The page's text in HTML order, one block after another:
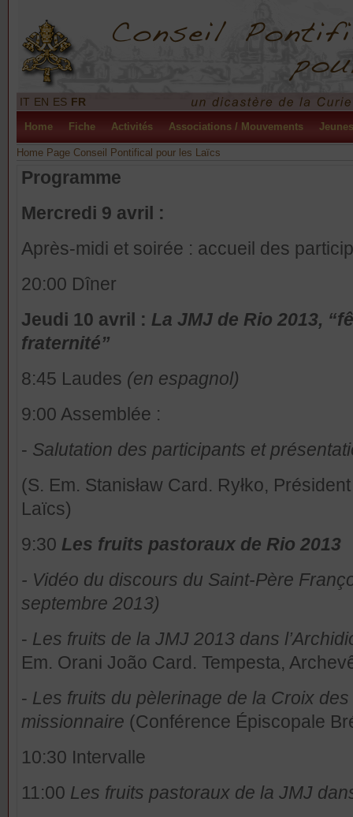
IT EN ES FR
Home Fiche Activités Associations / Mouvements Jeunes
Home Page Conseil Pontifical pour les Laïcs
Programme
Mercredi 9 avril :
Après-midi et soirée : accueil des
20:00 Dîner
Jeudi 10 avril : La JMJ de Rio 2013,
fraternité”
8:45 Laudes (en espagnol)
9:00 Assemblée :
- Salutation des participants et
(S. Em. Stanisław Card. Ryłko,
Laïcs)
9:30 Les fruits pastoraux de Rio 2013
- Vidéo du discours du Saint-Père
septembre 2013)
- Les fruits de la JMJ 2013 dans
Em. Orani João Card. Tempesta,
- Les fruits du pèlerinage de la Croix
missionnaire (Conférence Épiscopale
10:30 Intervalle
11:00 Les fruits pastoraux de la JMJ